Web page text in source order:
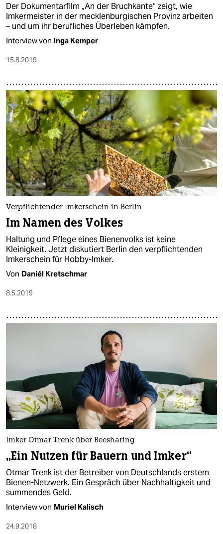
Der Dokumentarfilm „An der Bruchkante“ zeigt, wie
Imkermeister in der mecklenburgischen Provinz arbeiten
– und um ihr berufliches Überleben kämpfen.
Interview von Inga Kemper
15.8.2019
Verpflichtender Imkerschein in Berlin
Im Namen des Volkes
Haltung und Pflege eines Bienenvolks ist keine
Kleinigkeit. Jetzt diskutiert Berlin den verpflichtenden
Imkerschein für Hobby-Imker.
Von Daniél Kretschmar
8.5.2019
Imker Otmar Trenk über Beesharing
„Ein Nutzen für Bauern und Imker“
Otmar Trenk ist der Betreiber von Deutschlands erstem
Bienen-Netzwerk. Ein Gespräch über Nachhaltigkeit und
summendes Geld.
Interview von Muriel Kalisch
24.9.2018